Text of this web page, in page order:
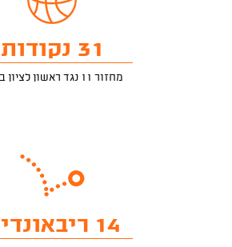
31 נקודות
מחזור 11 נגד ראשון לציון בבית
14 ריבאונדים